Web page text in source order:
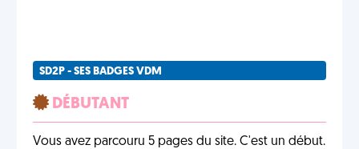
SD2P - SES BADGES VDM
DÉBUTANT
Vous avez parcouru 5 pages du site. C'est un début.